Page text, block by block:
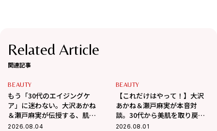
Related Article
関連記事
BEAUTY
もう「30代のエイジングケ
ア」に迷わない。大沢あかね
＆瀬戸麻実が伝授する、肌が
変わるポジティブ美肌習慣
2026.08.04
BEAUTY
【これだけはやって！】大沢
あかね＆瀬戸麻実が本音対
談。30代から美肌を取り戻す
スキンケアの正解
2026.08.01